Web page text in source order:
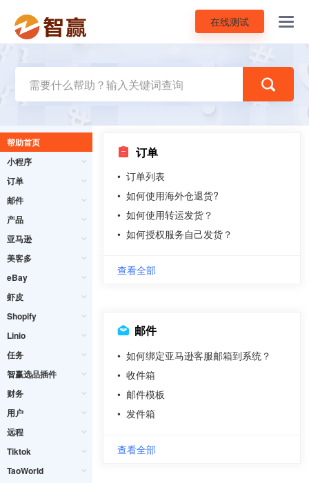
在线测试
帮助首页
小程序
订单
邮件
产品
亚马逊
美客多
eBay
虾皮
Shopify
Linio
任务
智赢选品插件
财务
用户
远程
Tiktok
TaoWorld
订单
• 订单列表
• 如何使用海外仓退货?
• 如何使用转运发货？
• 如何授权服务自己发货？
查看全部
邮件
• 如何绑定亚马逊客服邮箱到系统？
• 收件箱
• 邮件模板
• 发件箱
查看全部